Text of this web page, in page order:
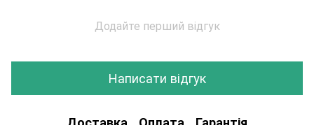
Додайте перший відгук
Написати відгук